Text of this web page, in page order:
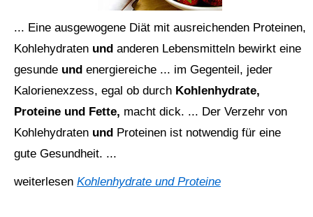
... Eine ausgewogene Diät mit ausreichenden Proteinen,
Kohlehydraten und anderen Lebensmitteln bewirkt eine
gesunde und energiereiche ... im Gegenteil, jeder
Kalorienexzess, egal ob durch Kohlenhydrate,
Proteine und Fette, macht dick. ... Der Verzehr von
Kohlehydraten und Proteinen ist notwendig für eine
gute Gesundheit. ...
weiterlesen Kohlenhydrate und Proteine